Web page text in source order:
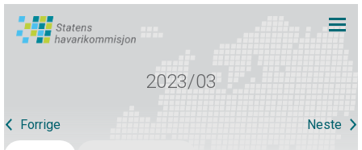
2023/03
Forrige Neste